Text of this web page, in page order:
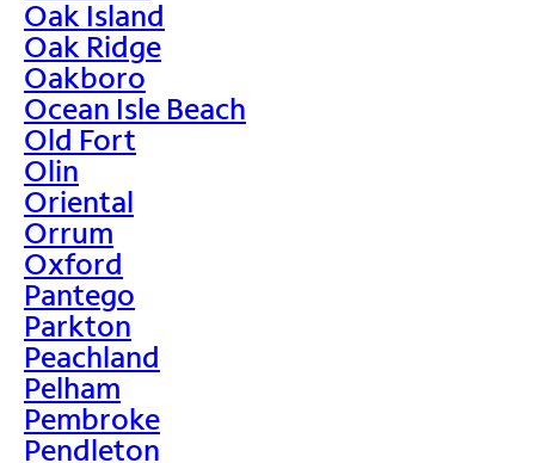
Oak Island
Oak Ridge
Oakboro
Ocean Isle Beach
Old Fort
Olin
Oriental
Orrum
Oxford
Pantego
Parkton
Peachland
Pelham
Pembroke
Pendleton